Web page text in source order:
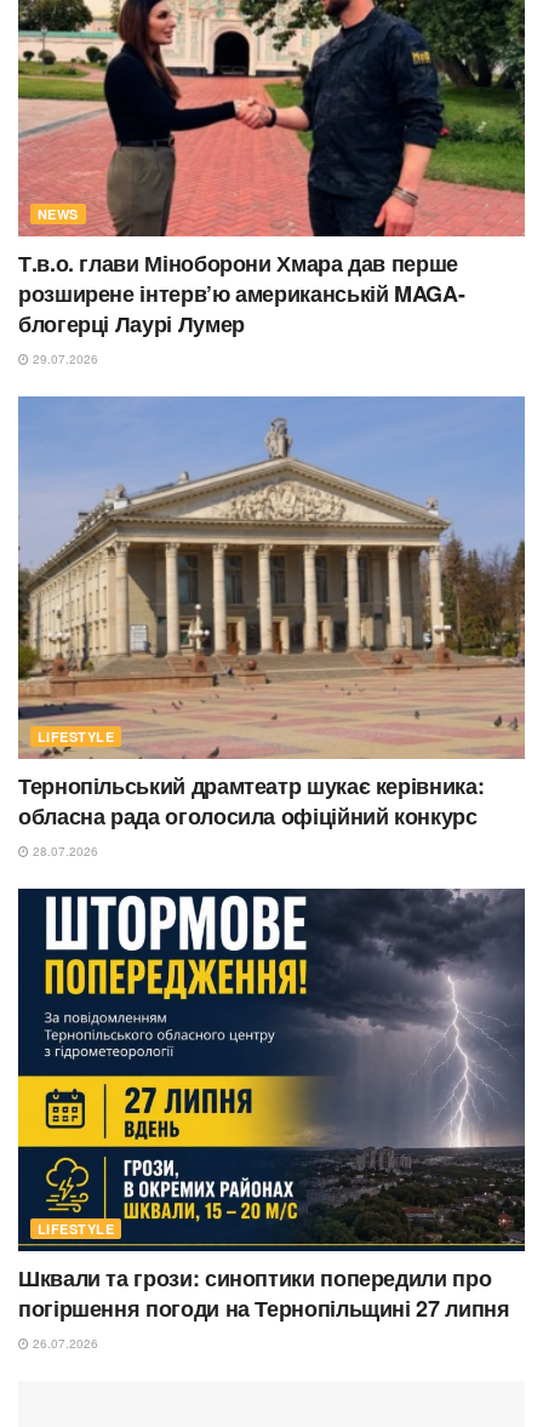
NEWS
Т.в.о. глави Міноборони Хмара дав перше
розширене інтерв’ю американській MAGA-
блогерці Лаурі Лумер
29.07.2026
LIFESTYLE
Тернопільський драмтеатр шукає керівника:
обласна рада оголосила офіційний конкурс
28.07.2026
LIFESTYLE
Шквали та грози: синоптики попередили про
погіршення погоди на Тернопільщині 27 липня
26.07.2026